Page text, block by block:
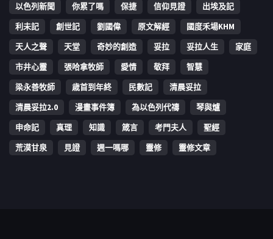
以色列新聞
你累了嗎 保捷 信仰見證
出埃及記
利未記
創世記 劉國偉 原文解經
國度禾場KHM
天人之聲
天堂 奇妙的創造 妥拉 妥拉人生
家庭
市井心靈
張哈拿牧師 愛情 敬拜
智慧
梁永善牧師
歳首到年終 民數記
清晨妥拉
清晨妥拉2.0
漫畫事件簿 為以色列代禱
琴與爐
申命記
真理 知識 箴言 考門夫人
聖經
荒漠甘泉
見證 週一嗎哪 靈修 靈修文章